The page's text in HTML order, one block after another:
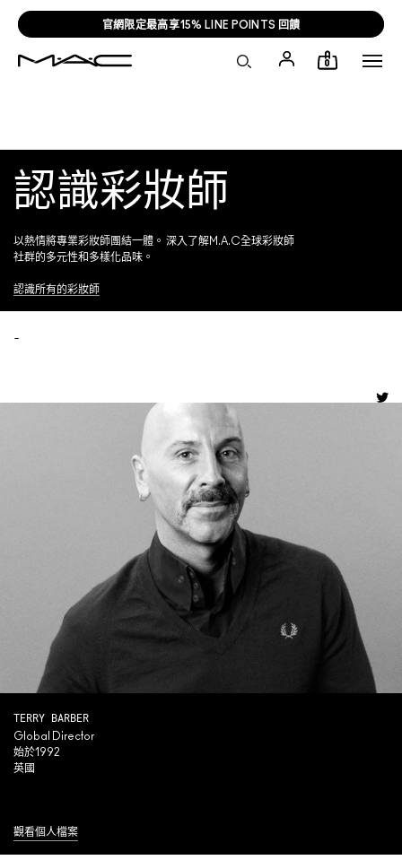
官網限定最高享15% LINE POINTS 回饋
0
認識彩妝師
以熱情將專業彩妝師團結一體。 深入了解M.A.C全球彩妝師
社群的多元性和多樣化品味。
認識所有的彩妝師
TERRY BARBER
Global Director
始於1992
英國
觀看個人檔案